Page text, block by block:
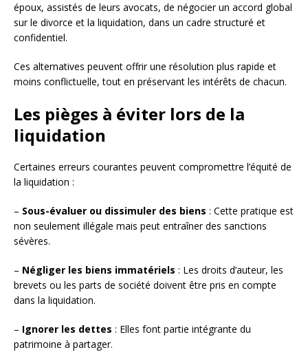
époux, assistés de leurs avocats, de négocier un accord global
sur le divorce et la liquidation, dans un cadre structuré et
confidentiel.
Ces alternatives peuvent offrir une résolution plus rapide et
moins conflictuelle, tout en préservant les intérêts de chacun.
Les pièges à éviter lors de la
liquidation
Certaines erreurs courantes peuvent compromettre l’équité de
la liquidation :
– Sous-évaluer ou dissimuler des biens : Cette pratique est
non seulement illégale mais peut entraîner des sanctions
sévères.
– Négliger les biens immatériels : Les droits d’auteur, les
brevets ou les parts de société doivent être pris en compte
dans la liquidation.
– Ignorer les dettes : Elles font partie intégrante du
patrimoine à partager.